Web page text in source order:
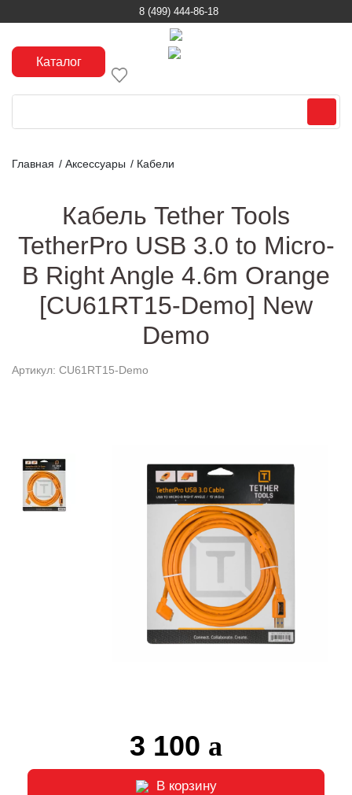
8 (499) 444-86-18
Каталог
Главная / Аксессуары / Кабели
Кабель Tether Tools
TetherPro USB 3.0 to Micro-
B Right Angle 4.6m Orange
[CU61RT15-Demo] New
Demo
Артикул: CU61RT15-Demo
3 100
В корзину